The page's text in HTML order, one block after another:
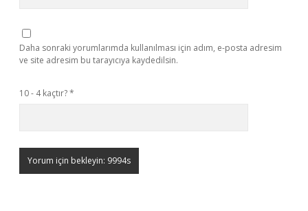
Daha sonraki yorumlarımda kullanılması için adım, e-posta adresim
ve site adresim bu tarayıcıya kaydedilsin.
10 - 4 kaçtır?*